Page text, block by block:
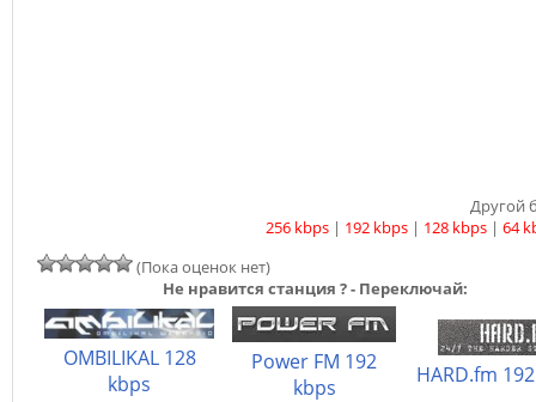
Другой
256 kbps | 192 kbps | 128 kbps | 64
(Пока оценок нет)
Не нравится станция ? - Переключай:
OMBILIKAL 128
kbps
Power FM 192
kbps
HARD.fm